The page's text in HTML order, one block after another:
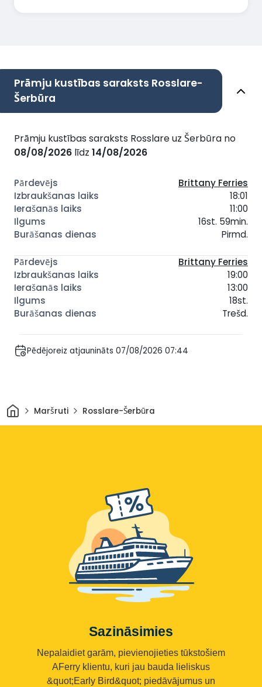
Prāmju kustības saraksts Rosslare-
Šerbūra
Prāmju kustības saraksts Rosslare uz Šerbūra no
08/08/2026 līdz 14/08/2026
Brittany Ferries
18:01
11:00
16st. 59min.
Pirmd.
Brittany Ferries
19:00
13:00
18st.
Trešd.
Pēdējoreiz atjaunināts 07/08/2026 07:44
Sākums
Maršruti Rosslare-Šerbūra
Sazināsimies
Nepalaidiet garām, pievienojieties tūkstošiem
AFerry klientu, kuri jau bauda lieliskus
&quot;Early Bird&quot; piedāvājumus un